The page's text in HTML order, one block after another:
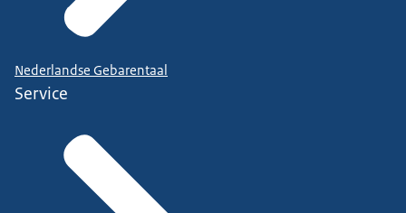
Nederlandse Gebarentaal
Service